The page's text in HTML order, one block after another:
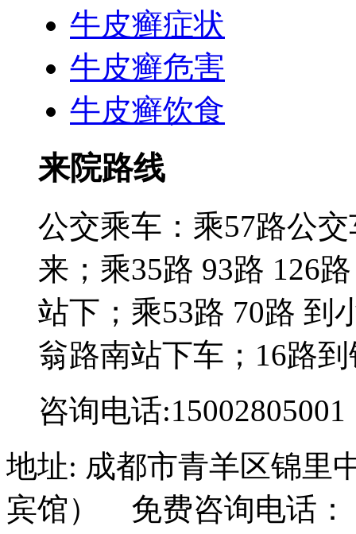
牛皮癣症状
牛皮癣危害
牛皮癣饮食
来院路线
公交乘车：乘57路公
来；乘35路 93路 126
站下；乘53路 70路 到
翁路南站下车；16路
咨询电话:15002805001
地址: 成都市青羊区锦里
宾馆） 免费咨询电话：